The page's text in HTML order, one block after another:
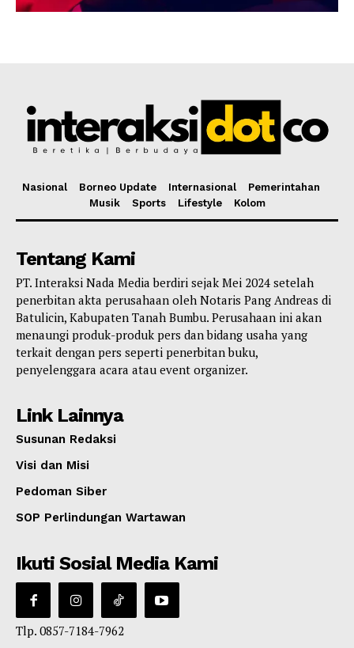
Nasional Borneo Update Internasional
Pemerintahan
Musik
Sports Lifestyle Kolom
Tentang Kami
PT. Interaksi Nada Media berdiri sejak Mei 2024 setelah
penerbitan akta perusahaan oleh Notaris Pang Andreas di
Batulicin, Kabupaten Tanah Bumbu. Perusahaan ini akan
menaungi produk-produk pers dan bidang usaha yang
terkait dengan pers seperti penerbitan buku,
penyelenggara acara atau event organizer.
Link Lainnya
Susunan Redaksi
Visi dan Misi
Pedoman Siber
SOP Perlindungan Wartawan
Ikuti Sosial Media Kami
Tlp. 0857-7184-7962